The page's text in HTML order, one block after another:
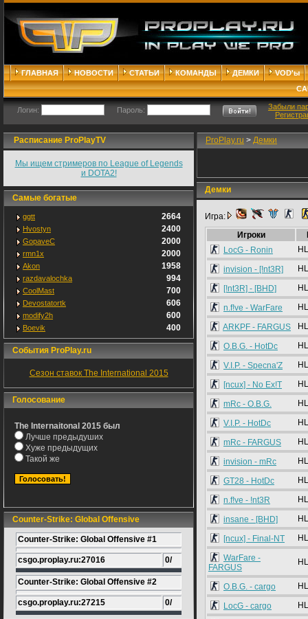
ГЛАВНАЯ НОВОСТИ СТАТЬИ КОМАНДЫ ДЕМКИ
VOD'ы
Логин: Пароль:
Забыли
Расписание ProPlayTV
Мы ищем стримеров по League of Legends
и DOTA2!
Самые богатые
ggtt 2664
Hvostyn 2400
GopaveC 2000
rmn1x 2000
Akon 1958
razdavalochka 994
CoolMast 700
Devostatortk 606
modify2h 600
Boevik 400
События ProPlay.ru
Сезон ставок The International 2015
Голосование
The Internaitonal 2015 был
Лучше предыдуших
Хуже предыдущих
Такой же
Counter-Strike: Global Offensive
Counter-Strike: Global Offensive #1
csgo.proplay.ru:27016 0/
Counter-Strike: Global Offensive #2
csgo.proplay.ru:27215 0/
ProPlay.ru > Демки
Демки
Игра:
Игроки
LocG - Ronin
invision - [!nt3R]
[!nt3R] - [BHD]
n.f!ve - WarFare
ARKPF - FARGUS
O.B.G. - HotDc
V.I.P. - Specna'Z
[ncux] - No Ex!T
mRc - O.B.G.
V.I.P. - HotDc
mRc - FARGUS
invision - mRc
GT28 - HotDc
n.f!ve - !nt3R
insane - [BHD]
[ncux] - Final-NT
WarFare -
FARGUS
O.B.G. - cargo
LocG - cargo